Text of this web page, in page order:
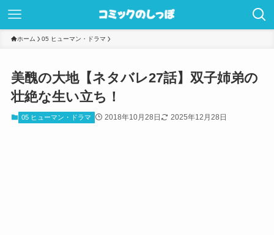
ホーム 05 ヒューマン・ドラマ
美醜の大地【ネタバレ27話】双子姉弟の
壮絶な生い立ち！
05 ヒューマン・ドラマ 2018年10月28日 2025年12月28日